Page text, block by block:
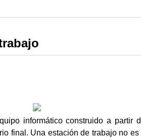
informático construido a partir
final. Una estación de trabajo no